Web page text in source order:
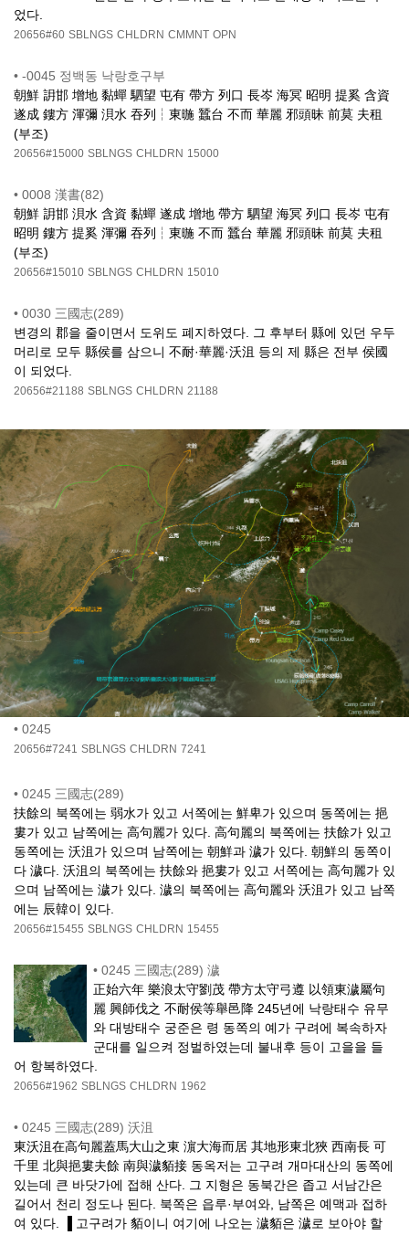
었다.
20656#60 SBLNGS CHLDRN CMMNT OPN
• -0045 정백동 낙랑호구부
朝鮮 䛁邯 增地 黏蟬 駟望 屯有 帶方 列口 長岑 海冥 昭明 提奚 含資
遂成 鏤方 渾彌 浿水 吞列┆東暆 蠶台 不而 華麗 邪頭昧 前莫 夫租
(부조)
20656#15000 SBLNGS CHLDRN 15000
• 0008 漢書(82)
朝鮮 䛁邯 浿水 含資 黏蟬 遂成 增地 帶方 駟望 海冥 列口 長岑 屯有
昭明 鏤方 提奚 渾彌 吞列┆東暆 不而 蠶台 華麗 邪頭昧 前莫 夫租
(부조)
20656#15010 SBLNGS CHLDRN 15010
• 0030 三國志(289)
변경의 郡을 줄이면서 도위도 폐지하였다. 그 후부터 縣에 있던 우두
머리로 모두 縣侯를 삼으니 不耐·華麗·沃沮 등의 제 縣은 전부 侯國
이 되었다.
20656#21188 SBLNGS CHLDRN 21188
• 0245
20656#7241 SBLNGS CHLDRN 7241
• 0245 三國志(289)
扶餘의 북쪽에는 弱水가 있고 서쪽에는 鮮卑가 있으며 동쪽에는 挹
婁가 있고 남쪽에는 高句麗가 있다. 高句麗의 북쪽에는 扶餘가 있고
동쪽에는 沃沮가 있으며 남쪽에는 朝鮮과 濊가 있다. 朝鮮의 동쪽이
다 濊다. 沃沮의 북쪽에는 扶餘와 挹婁가 있고 서쪽에는 高句麗가 있
으며 남쪽에는 濊가 있다. 濊의 북쪽에는 高句麗와 沃沮가 있고 남쪽
에는 辰韓이 있다.
20656#15455 SBLNGS CHLDRN 15455
• 0245 三國志(289) 濊
正始六年 樂浪太守劉茂 帶方太守弓遵 以領東濊屬句
麗 興師伐之 不耐侯等舉邑降 245년에 낙랑태수 유무
와 대방태수 궁준은 령 동쪽의 예가 구려에 복속하자
군대를 일으켜 정벌하였는데 불내후 등이 고을을 들
어 항복하였다.
20656#1962 SBLNGS CHLDRN 1962
• 0245 三國志(289) 沃沮
東沃沮在高句麗蓋馬大山之東 濵大海而居 其地形東北狹 西南長 可
千里 北與挹婁夫餘 南與濊貊接 동옥저는 고구려 개마대산의 동쪽에
있는데 큰 바닷가에 접해 산다. 그 지형은 동북간은 좁고 서남간은
길어서 천리 정도나 된다. 북쪽은 읍루·부여와, 남쪽은 예맥과 접하
여 있다. ▐ 고구려가 貊이니 여기에 나오는 濊貊은 濊로 보아야 할